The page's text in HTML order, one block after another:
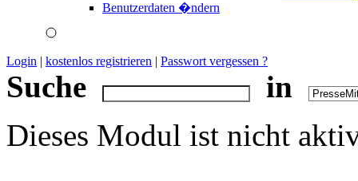
Benutzerdaten �ndern
Login | kostenlos registrieren | Passwort vergessen ?
Suche
in
Dieses Modul ist nicht